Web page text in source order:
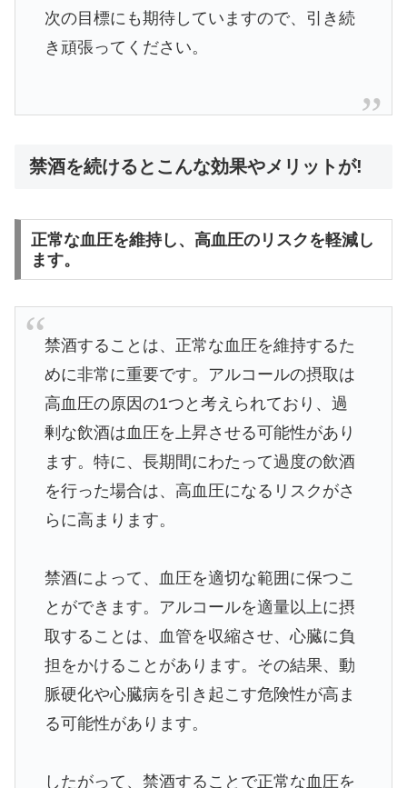
次の目標にも期待していますので、引き続
き頑張ってください。
禁酒を続けるとこんな効果やメリットが!
正常な血圧を維持し、高血圧のリスクを軽減し
ます。
禁酒することは、正常な血圧を維持するた
めに非常に重要です。アルコールの摂取は
高血圧の原因の1つと考えられており、過
剰な飲酒は血圧を上昇させる可能性があり
ます。特に、長期間にわたって過度の飲酒
を行った場合は、高血圧になるリスクがさ
らに高まります。
禁酒によって、血圧を適切な範囲に保つこ
とができます。アルコールを適量以上に摂
取することは、血管を収縮させ、心臓に負
担をかけることがあります。その結果、動
脈硬化や心臓病を引き起こす危険性が高ま
る可能性があります。
したがって、禁酒することで正常な血圧を